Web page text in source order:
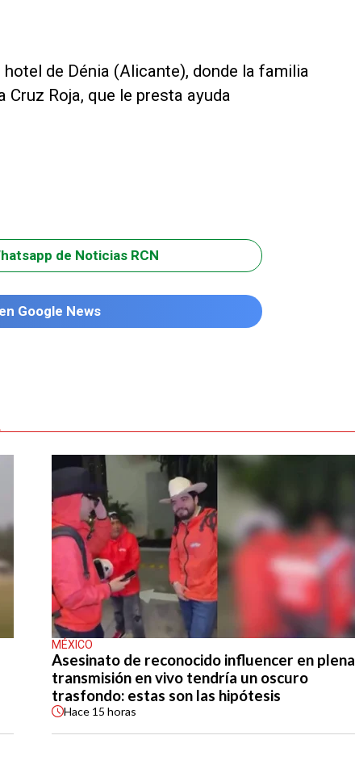
de Dénia (Alicante), donde la familia
Roja, que le presta ayuda
de Noticias RCN
Google News
MÉXICO
Asesinato de reconocido influencer en plena
transmisión en vivo tendría un oscuro
trasfondo: estas son las hipótesis
Hace 15 horas